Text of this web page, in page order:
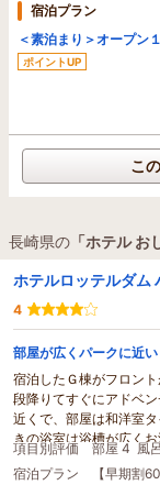
宿泊プラン
＜素泊まり＞オープン
ポイントUP
こ
長崎県の 「ホテル お
ホテルロッテルダム
4
部屋が広くパークに近い
宿泊したＧ棟がフロン
段降りてすぐにアドベ
近くで、部屋は和洋室
きの浴室は浴槽が広く
妻も肌がスベスベって
もちろんオフィシャル
項目別評価 部屋 4 風
宿泊プラン
【早期割